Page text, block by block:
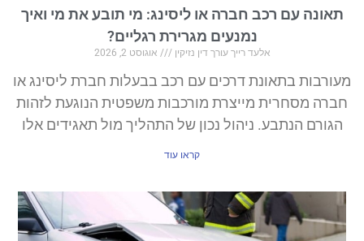
תאונה עם רכב חברה או ליסינג: מי תובע את מי ואיך
נמנעים מגרירת רגליים?
אלעד רייך עורך דין נזיקין אוגוסט 2, 2026
מעורבות בתאונת דרכים עם רכב בבעלות חברת ליסינג או
חברה מסחרית מייצרת מורכבות משפטית הנוגעת לזהות
הגורם הנתבע. ניהול נכון של התהליך מול תאגידים אלו
קראו עוד